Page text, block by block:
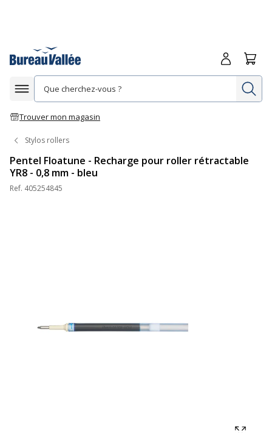
Afficher la navigation
Trouver mon magasin
Me
Stylos rollers
Pentel Floatune - Recharge pour roller rétractable
YR8 - 0,8 mm - bleu
Ref. 405254845